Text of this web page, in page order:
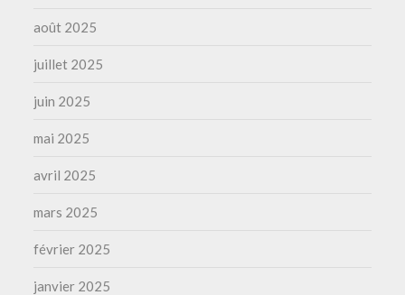
août 2025
juillet 2025
juin 2025
mai 2025
avril 2025
mars 2025
février 2025
janvier 2025